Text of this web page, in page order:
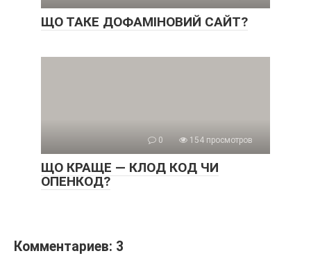
ЩО ТАКЕ ДОФАМІНОВИЙ САЙТ?
0 154 просмотров
ЩО КРАЩЕ — КЛОД КОД ЧИ
ОПЕНКОД?
Комментариев: 3